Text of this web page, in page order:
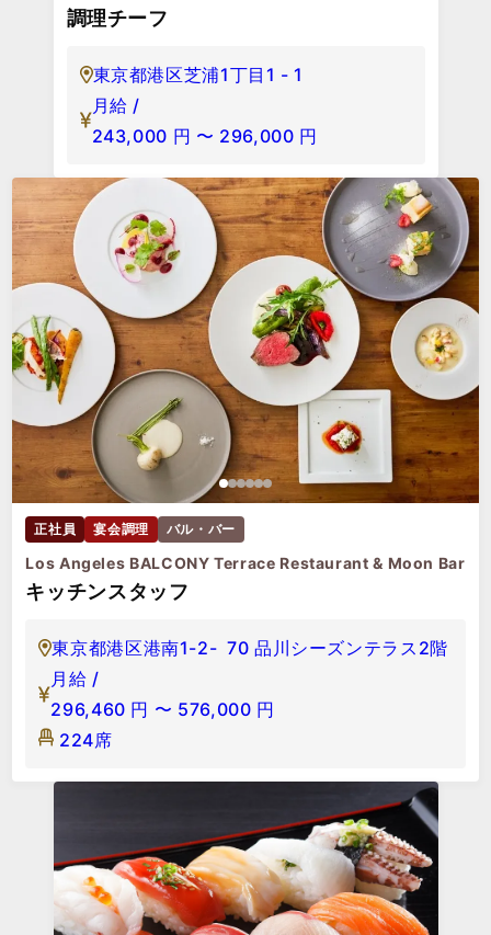
調理チーフ
東京都港区芝浦1丁目1 - 1
月給 /
243,000 円 〜 296,000 円
正社員 宴会調理 バル・バー
Los Angeles BALCONY Terrace Restaurant & Moon Bar
キッチンスタッフ
東京都港区港南1-2- 70 品川シーズンテラス2階
月給 /
296,460 円 〜 576,000 円
224席